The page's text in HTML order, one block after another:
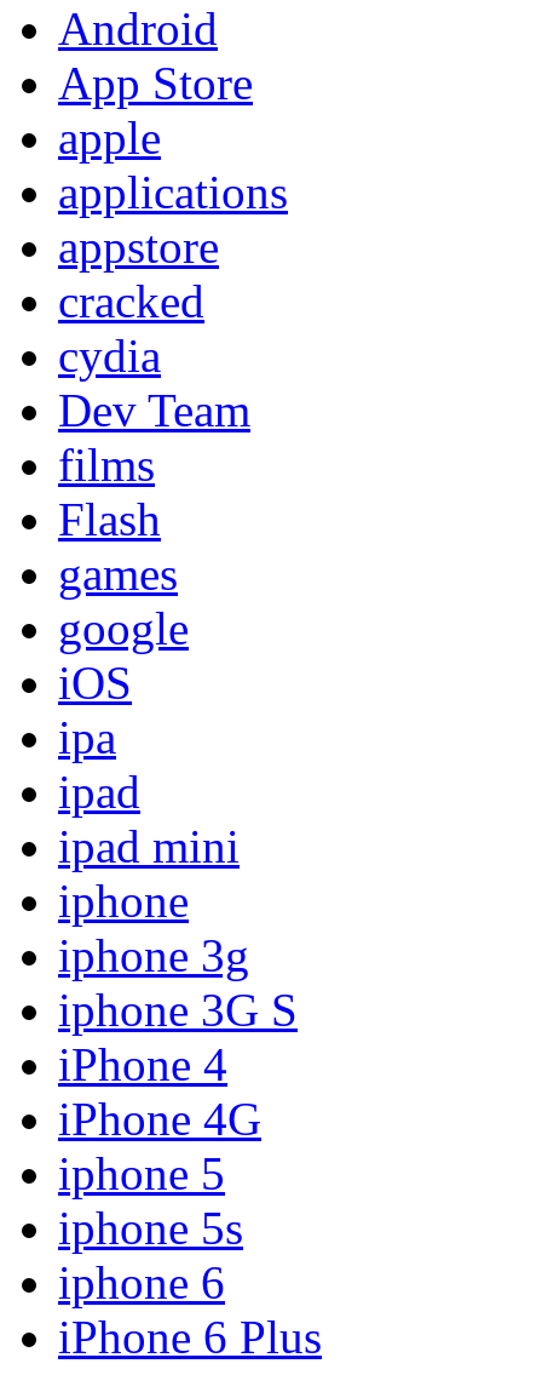
Android
App Store
apple
applications
appstore
cracked
cydia
Dev Team
films
Flash
games
google
iOS
ipa
ipad
ipad mini
iphone
iphone 3g
iphone 3G S
iPhone 4
iPhone 4G
iphone 5
iphone 5s
iphone 6
iPhone 6 Plus